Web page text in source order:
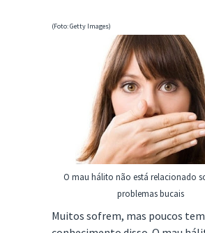
(Foto: Getty Images)
O mau hálito não está relacionado
problemas bucais
Muitos sofrem, mas poucos tem